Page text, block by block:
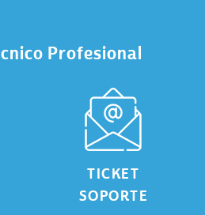
Profesional
TICKET
SOPORTE